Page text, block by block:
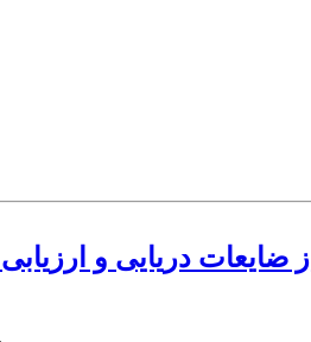
ضایعات دریایی و